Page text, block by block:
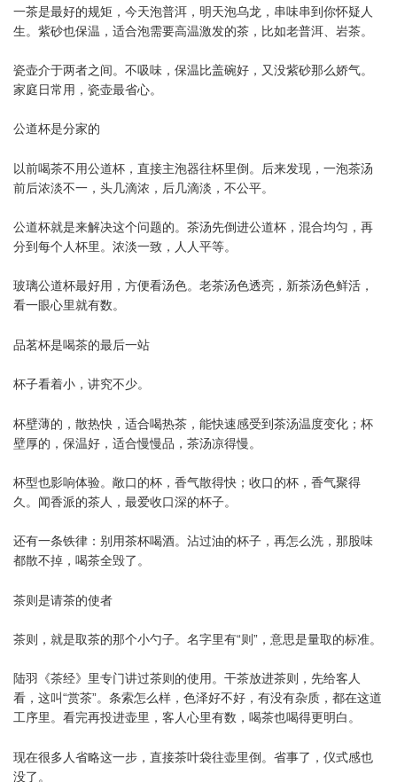
一茶是最好的规矩，今天泡普洱，明天泡乌龙，串味串到你怀疑人
生。紫砂也保温，适合泡需要高温激发的茶，比如老普洱、岩茶。
瓷壶介于两者之间。不吸味，保温比盖碗好，又没紫砂那么娇气。
家庭日常用，瓷壶最省心。
公道杯是分家的
以前喝茶不用公道杯，直接主泡器往杯里倒。后来发现，一泡茶汤
前后浓淡不一，头几滴浓，后几滴淡，不公平。
公道杯就是来解决这个问题的。茶汤先倒进公道杯，混合均匀，再
分到每个人杯里。浓淡一致，人人平等。
玻璃公道杯最好用，方便看汤色。老茶汤色透亮，新茶汤色鲜活，
看一眼心里就有数。
品茗杯是喝茶的最后一站
杯子看着小，讲究不少。
杯壁薄的，散热快，适合喝热茶，能快速感受到茶汤温度变化；杯
壁厚的，保温好，适合慢慢品，茶汤凉得慢。
杯型也影响体验。敞口的杯，香气散得快；收口的杯，香气聚得
久。闻香派的茶人，最爱收口深的杯子。
还有一条铁律：别用茶杯喝酒。沾过油的杯子，再怎么洗，那股味
都散不掉，喝茶全毁了。
茶则是请茶的使者
茶则，就是取茶的那个小勺子。名字里有“则”，意思是量取的标准。
陆羽《茶经》里专门讲过茶则的使用。干茶放进茶则，先给客人
看，这叫“赏茶”。条索怎么样，色泽好不好，有没有杂质，都在这道
工序里。看完再投进壶里，客人心里有数，喝茶也喝得更明白。
现在很多人省略这一步，直接茶叶袋往壶里倒。省事了，仪式感也
没了。